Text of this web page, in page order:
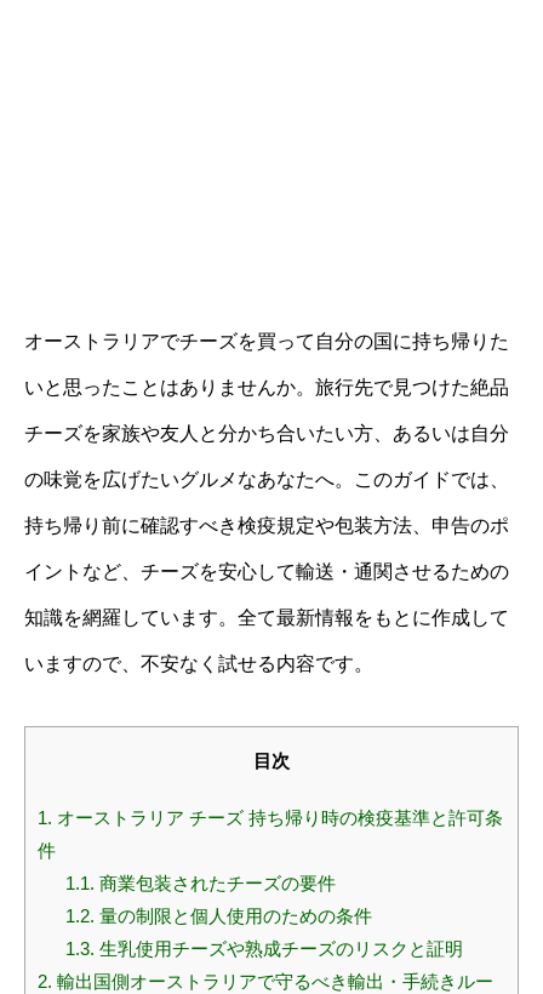
オーストラリアでチーズを買って自分の国に持ち帰りた
いと思ったことはありませんか。旅行先で見つけた絶品
チーズを家族や友人と分かち合いたい方、あるいは自分
の味覚を広げたいグルメなあなたへ。このガイドでは、
持ち帰り前に確認すべき検疫規定や包装方法、申告のポ
イントなど、チーズを安心して輸送・通関させるための
知識を網羅しています。全て最新情報をもとに作成して
いますので、不安なく試せる内容です。
目次
1. オーストラリア チーズ 持ち帰り時の検疫基準と許可条
件
1.1. 商業包装されたチーズの要件
1.2. 量の制限と個人使用のための条件
1.3. 生乳使用チーズや熟成チーズのリスクと証明
2. 輸出国側オーストラリアで守るべき輸出・手続きルー